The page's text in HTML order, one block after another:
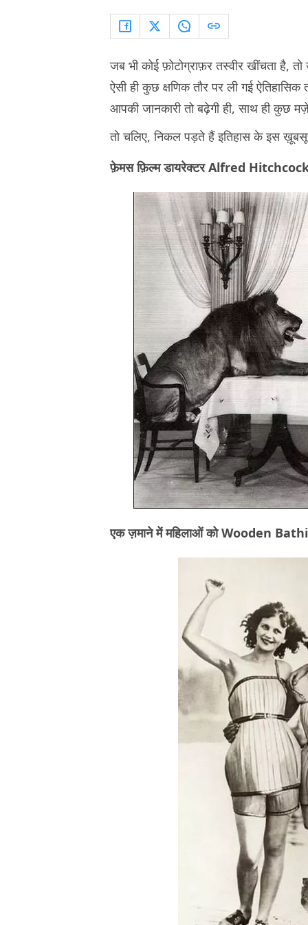
जब भी कोई फ़ोटोग्राफ़र तस्वीर खींचता है, तो
ऐसी ही कुछ क्षणिक तौर पर ली गई
आपकी जानकारी तो बढ़ेगी ही, साथ ही कुछ
तो चलिए, निकल पड़ते हैं इतिहास के इस
फ़ेमस फ़िल्म डायरेक्टर Alfred
एक ज़माने में महिलाओं को Wooden